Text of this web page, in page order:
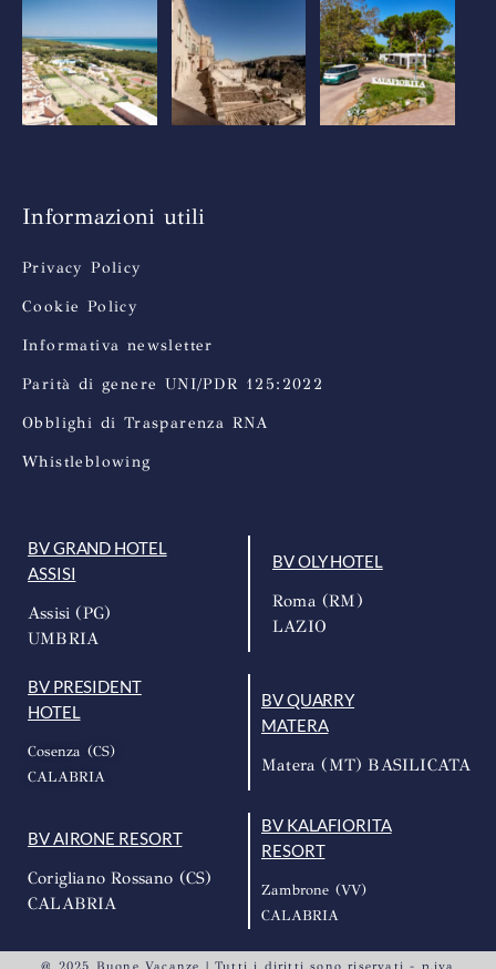
Informazioni utili
Privacy Policy
Cookie Policy
Informativa newsletter
Parità di genere UNI/PDR 125:2022
Obblighi di Trasparenza RNA
Whistleblowing
BV GRAND HOTEL
ASSISI
Assisi (PG)
UMBRIA
BV OLY HOTEL
Roma (RM)
LAZIO
BV PRESIDENT
HOTEL
Cosenza (CS)
CALABRIA
BV QUARRY
MATERA
Matera (MT) BASILICATA
BV AIRONE RESORT
Corigliano Rossano (CS)
CALABRIA
BV KALAFIORITA
RESORT
Zambrone (VV)
CALABRIA